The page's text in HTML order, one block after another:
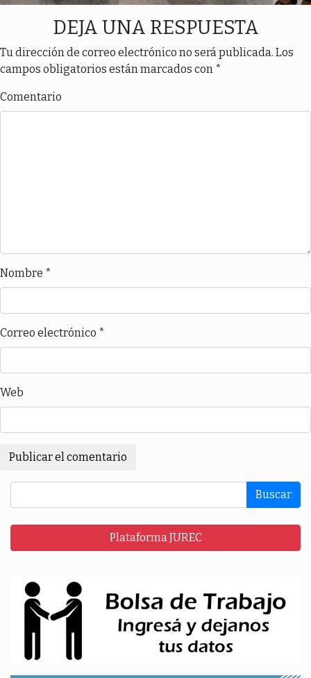
DEJA UNA RESPUESTA
Tu dirección de correo electrónico no será publicada. Los
campos obligatorios están marcados con *
Comentario
Nombre *
Correo electrónico *
Web
Buscar
Plataforma JUREC